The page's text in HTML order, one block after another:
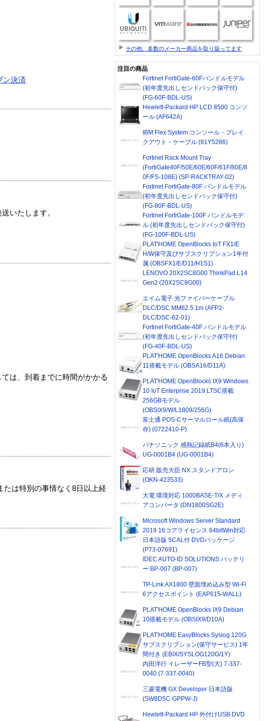
ン決済
いたします。
は、到着までに時間がかかる
たは特別の事情なく8日以上経
その他、多数のメーカー商品を取り扱ってます
注目の商品
Fortinet FortiGate-60Fバンドルモデル
(初年度先出しセンドバック保守付)
(FG-60F-BDL-US)
Hewlett-Packard HP LCD 8500 コンソ
ール (AF642A)
IBM Flex System コンソール・ブレイ
クアウト・ケーブル (81Y5286)
Fortinet Rack Mount Tray
(FortiGate40F/50E/60E/60F/61F/80E/8
0F/FS-108E) (SP-RACKTRAY-02)
Fortinet FortiGate-80F バンドルモデル
(初年度先出しセンドバック保守付)
(FG-80F-BDL-US)
Fortinet FortiGate-100F バンドルモデ
ル (初年度先出しセンドバック保守付)
(FG-100F-BDL-US)
PLAT'HOME OpenBlocks IoT FX1/E
H/W保守及びサブスクリプション1年付
属 (OBSFX1/E/D11/H1S1)
LENOVO 20X2SC8G00 ThinkPad L14
Gen2 (20X2SC8G00)
エイム電子 光ファイバーケーブル
DLC/DSC MM62.5 1m (AFP2-
DLC/DSC-62-01)
Fortinet FortiGate-40F バンドルモデル
(初年度先出しセンドバック保守付)
(FG-40F-BDL-US)
PLAT'HOME OpenBlocks A16 Debian
11搭載モデル (OBSA16/D11A)
PLAT'HOME OpenBlocks IX9 Windows
10 IoT Enterprise 2019 LTSC搭載
256GBモデル
(OBSIX9/W/L1809/256G)
富士通 POS-Cサーマルロール紙(高保
存) (0722410-P)
パナソニック 感熱記録紙B4(6本入り)
UG-0001B4 (UG-0001B4)
応研 販売大臣 NX スタンドアロン
(OKN-423533)
大電 環境対応 1000BASE-T/X メディ
アコンバータ (DN1800SG2E)
Microsoft Windows Server Standard
2019 16コアライセンス 64bitWin対応
日本語版 5CAL付 DVDパッケージ
(P73-07691)
IDEC AUTO-ID SOLUTIONS バッテリ
ー BP-007 (BP-007)
TP-Link AX1800 壁面埋め込み型 Wi-Fi
6アクセスポイント (EAP615-WALL)
PLAT'HOME OpenBlocks IX9 Debian
10搭載モデル (OBSIX9/D10A)
PLAT'HOME EasyBlocks Syslog 120G
サブスクリプション(保守サービス) 1年
間付き (EBIX/SYSLOG120G/1Y)
内田洋行 イレーザーFB型(大) 7-337-
0040 (7-337-0040)
三菱電機 GX Developer 日本語版
(SW8D5C-GPPW-J)
Hewlett-Packard HP 外付けUSB DVD